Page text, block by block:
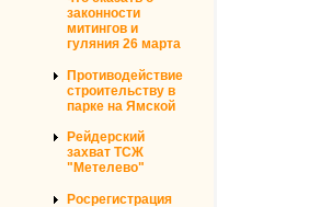
законности
митингов и
гуляния 26 марта
Противодействие
строительству в
парке на Ямской
Рейдерский
захват ТСЖ
"Метелево"
Росрегистрация